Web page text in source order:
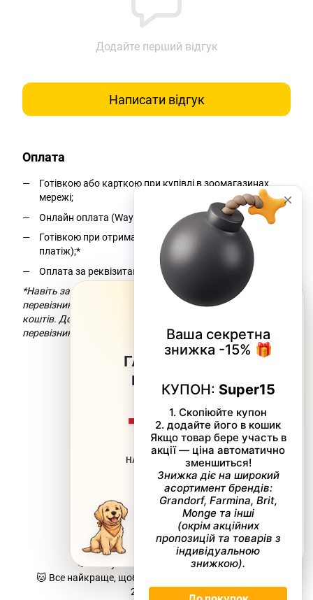
ГАРЯЧІ ЗНИЖКИ
ВІД SUPERPETS
−20%
НА ВСІ НЕАКЦІЙНІ ТОВАРИ
КУПОН: LITO
Додайте перший відгук
Написати відгук
Оплата
Готівкою або карткою при купівлі в зоомагазинах
мережі;
Онлайн оплата (WayForPay);
Готівкою при отриманні на пошті (накладений
платіж);*
Оплата за реквізитами.
*Навіть за умови безкоштовної доставки компанія-
перевізник додасть комісію за переказ
коштів. Докладніше можна дізнатися на сайті компанії-
перевізника.
063 217-20-99 066 707-11-17
Контакти
Повна версія сайту
Мапа сайту
🐶 Ваш улюбленець-наша турбота.
🐱 Все найкраще, щоб любити, балувати, доглядати!
2023 - 2026